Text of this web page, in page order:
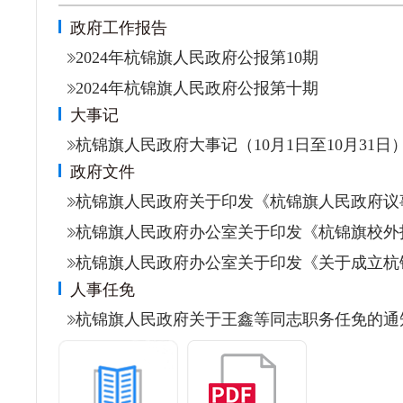
政府工作报告
2024年杭锦旗人民政府公报第10期
2024年杭锦旗人民政府公报第十期
大事记
杭锦旗人民政府大事记（10月1日至10月31日
政府文件
杭锦旗人民政府关于印发《杭锦旗人民政府
杭锦旗人民政府办公室关于印发《杭锦旗校
杭锦旗人民政府办公室关于印发《关于成立
人事任免
杭锦旗人民政府关于王鑫等同志职务任免的通